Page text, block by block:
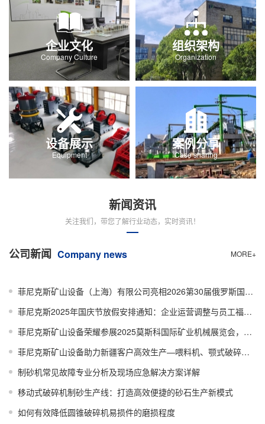
企业文化
Company Culture
组织架构
Organization
设备展示
Equipment
案例分享
Case sharing
新闻资讯
关注我们，带您了解行业动态，实时资讯！
MORE+
公司新闻 Company news
菲尼克斯矿山设备（上海）有限公司亮相2026第30届俄罗斯国际矿业展-硬核产品力深耕欧亚矿业市场
菲尼克斯2025年国庆节放假安排通知：企业运营调整与员工福利指南
菲尼克斯矿山设备荣耀参展2025莫斯科国际矿业机械展览会，携手共创未来
菲尼克斯矿山设备助力新疆客户高效生产—喂料机、颚式破碎机等设备成功发货
制砂机常见故障专业分析及现场应急解决方案详解
移动式破碎机制砂生产线：打造高效便捷的砂石生产新模式
如何有效降低圆锥破碎机易损件的磨损程度